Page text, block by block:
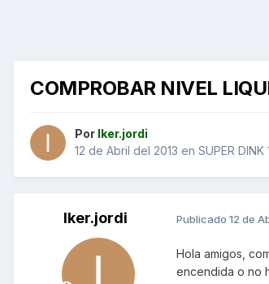
COMPROBAR NIVEL
Por Iker.jordi
12 de Abril del 2013 en SUPER DINK
Iker.jordi Publicado 12 de
Hola amigos,
encendida o no